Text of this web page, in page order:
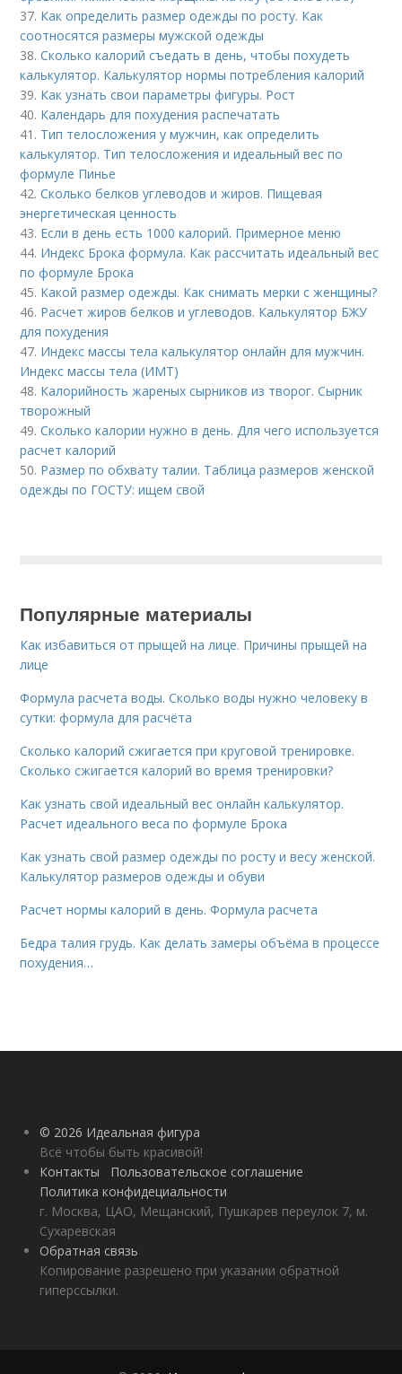
37. Как определить размер одежды по росту. Как
соотносятся размеры мужской одежды
38.Сколько калорий съедать в день, чтобы похудеть
калькулятор. Калькулятор нормы потребления калорий
39. Как узнать свои параметры фигуры. Рост
40. Календарь для похудения распечатать
41. Тип телосложения у мужчин, как определить
калькулятор. Тип телосложения и идеальный вес по
формуле Пинье
42.Сколько белков углеводов и жиров. Пищевая
энергетическая ценность
43. Если в день есть 1000 калорий. Примерное меню
44. Индекс Брока формула. Как рассчитать идеальный вес
по формуле Брока
45. Какой размер одежды. Как снимать мерки с женщины?
46. Расчет жиров белков и углеводов. Калькулятор БЖУ
для похудения
47. Индекс массы тела калькулятор онлайн для мужчин.
Индекс массы тела (ИМТ)
48. Калорийность жареных сырников из творог. Сырник
творожный
49.Сколько калории нужно в день. Для чего используется
расчет калорий
50. Размер по обхвату талии. Таблица размеров женской
одежды по ГОСТУ: ищем свой
Популярные материалы
Как избавиться от прыщей на лице. Причины прыщей на
лице
Формула расчета воды. Сколько воды нужно человеку в
сутки: формула для расчёта
Сколько калорий сжигается при круговой тренировке.
Сколько сжигается калорий во время тренировки?
Как узнать свой идеальный вес онлайн калькулятор.
Расчет идеального веса по формуле Брока
Как узнать свой размер одежды по росту и весу женской.
Калькулятор размеров одежды и обуви
Расчет нормы калорий в день. Формула расчета
Бедра талия грудь. Как делать замеры объёма в процессе
похудения…
© 2026 Идеальная фигура
Всё чтобы быть красивой!
Контакты
Пользовательское соглашение
Политика конфидециальности
г. Москва, ЦАО, Мещанский, Пушкарев переулок 7, м.
Сухаревская
Обратная связь
Копирование разрешено при указании обратной
гиперссылки.